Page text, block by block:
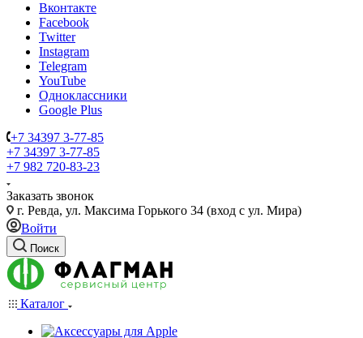
Вконтакте
Facebook
Twitter
Instagram
Telegram
YouTube
Одноклассники
Google Plus
+7 34397 3-77-85
+7 34397 3-77-85
+7 982 720-83-23
Заказать звонок
г. Ревда, ул. Максима Горького 34 (вход с ул. Мира)
Войти
Поиск
Каталог